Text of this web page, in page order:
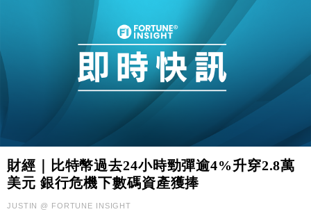
財經｜比特幣過去24小時勁彈逾4%升穿2.8萬
美元 銀行危機下數碼資產獲捧
JUSTIN @ FORTUNE INSIGHT